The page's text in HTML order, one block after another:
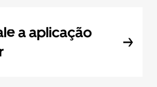
a aplicação